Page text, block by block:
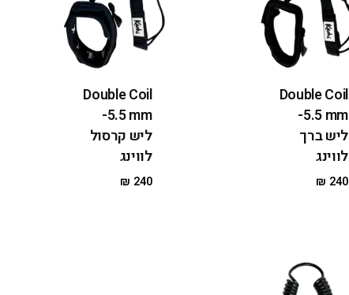
Double Coil
5.5 mm-
ליש ברך
לווינג
₪ 240
Double Coil
5.5 mm-
ליש קרסול
לווינג
₪ 240